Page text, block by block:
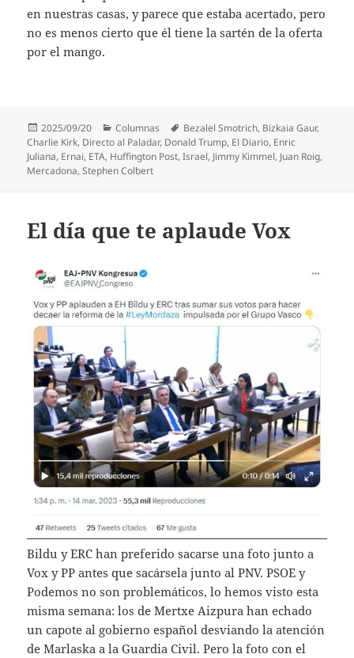
en nuestras casas, y parece que estaba acertado, pero
no es menos cierto que él tiene la sartén de la oferta
por el mango.
Publicado
el
2025/09/20 Categorías
Columnas Etiquetas
Bezalel Smotrich, Bizkaia Gaur,
Charlie Kirk, Directo al Paladar, Donald Trump, El Diario, Enric
Juliana, Ernai, ETA, Huffington Post,Israel, Jimmy Kimmel, Juan Roig,
Mercadona,Stephen Colbert
El día que te aplaude Vox
Bildu y ERC han preferido sacarse una foto junto a
Vox y PP antes que sacársela junto al PNV. PSOE y
Podemos no son problemáticos, lo hemos visto esta
misma semana: los de Mertxe Aizpura han echado
un capote al gobierno español desviando la atención
de Marlaska a la Guardia Civil. Pero la foto con el